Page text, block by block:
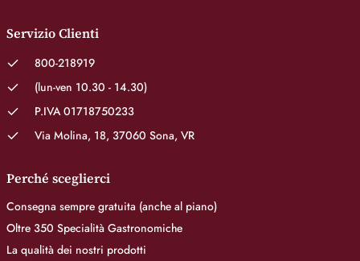
Servizio Clienti
800-218919
(lun-ven 10.30 - 14.30)
P.IVA 01718750233
Via Molina, 18, 37060 Sona, VR
Perché sceglierci
Consegna sempre gratuita (anche al piano)
Oltre 350 Specialità Gastronomiche
La qualità dei nostri prodotti